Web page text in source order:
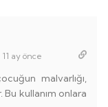
11 ay önce
malvarlığı,
Bu kullanım onlara